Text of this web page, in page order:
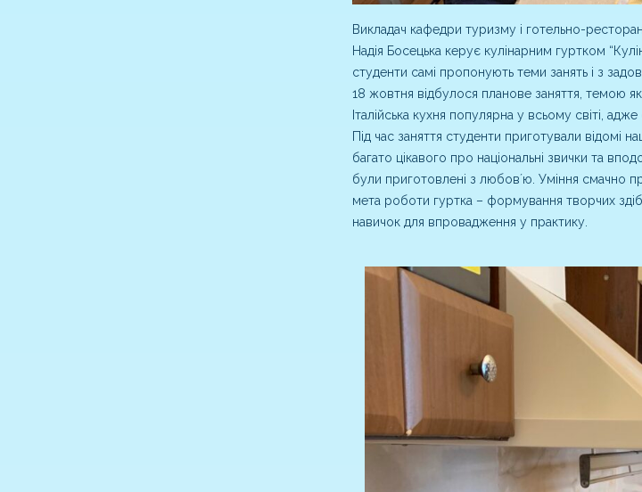
Викладач кафедри туризму і готельно-
Надія Босецька керує кулінарним гуртком
студенти самі пропонують теми занять і з
18 жовтня відбулося планове заняття, темою
Італійська кухня популярна у всьому світі,
Під час заняття студенти приготували відомі
багато цікавого про національні звички та
були приготовлені з любовʼю. Уміння смачно
мета роботи гуртка – формування творчих
навичок для впровадження у практику.